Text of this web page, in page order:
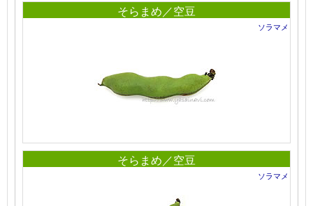
そらまめ／空豆
ソラマメ
そらまめ／空豆
ソラマメ